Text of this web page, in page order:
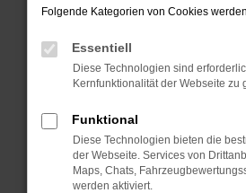
Prüfe deine
können das Laden bestimmter
verhindern. Funktioniert die
Fenster?
Starte dein Gerät neu.
Das kann manchmal helfen,
Probleme zu beheben.
Folgende Kategorien von Cookies
Essentiell
Diese Technologien sind
Kernfunktionalität der Webseite zu
Funktional
Diese Technologien bieten die
der Webseite. Services von
Maps, Chats,
werden aktiviert.